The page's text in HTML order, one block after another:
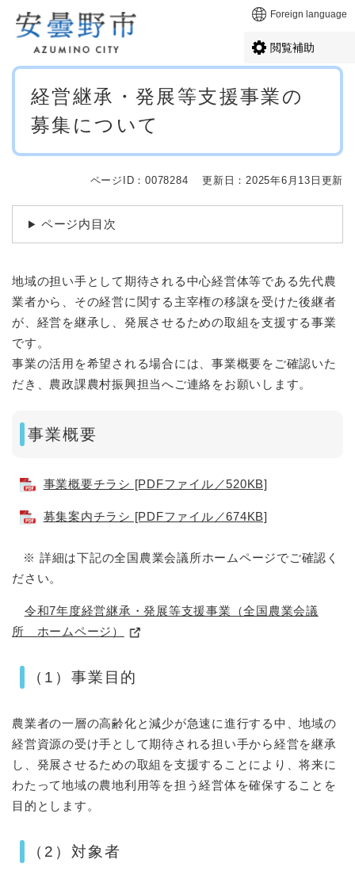
メニューを飛ばして本文へ Foreign language
閲覧補助
本
経営継承・発展等支援事業の
募集について
ページID：0078284 更新日：2025年6月13日更新
ページ内目次
地域の担い手として期待される中心経営体等である先代農
業者から、その経営に関する主宰権の移譲を受けた後継者
が、経営を継承し、発展させるための取組を支援する事業
です。
事業の活用を希望される場合には、事業概要をご確認いた
だき、農政課農村振興担当へご連絡をお願いします。
事業概要
事業概要チラシ [PDFファイル／520KB]
募集案内チラシ [PDFファイル／674KB]
※ 詳細は下記の全国農業会議所ホームページでご確認く
ださい。
令和7年度経営継承・発展等支援事業（全国農業会議
所 ホームページ）
（1）事業目的
農業者の一層の高齢化と減少が急速に進行する中、地域の
経営資源の受け手として期待される担い手から経営を継承
し、発展させるための取組を支援することにより、将来に
わたって地域の農地利用等を担う経営体を確保することを
目的とします。
（2）対象者